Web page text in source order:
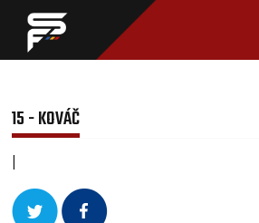
15 - KOVÁČ